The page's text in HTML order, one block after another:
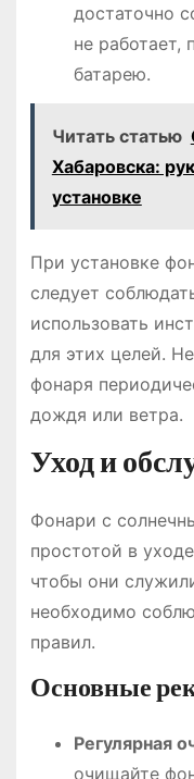
достаточно
не работает,
батарею.
Читать статью
Хабаровска:
установке
При установке
следует
использовать
для этих целей.
фонаря
дождя или ветра.
Уход и
Фонари с
простотой в
чтобы они
необходимо
правил.
Основные
Регулярная
очищайте